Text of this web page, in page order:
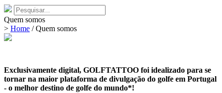
Quem somos
> Home /Quem somos
Exclusivamente digital, GOLFTATTOO foi idealizado para se
tornar na maior plataforma de divulgação do golfe em Portugal
- o melhor destino de golfe do mundo*!